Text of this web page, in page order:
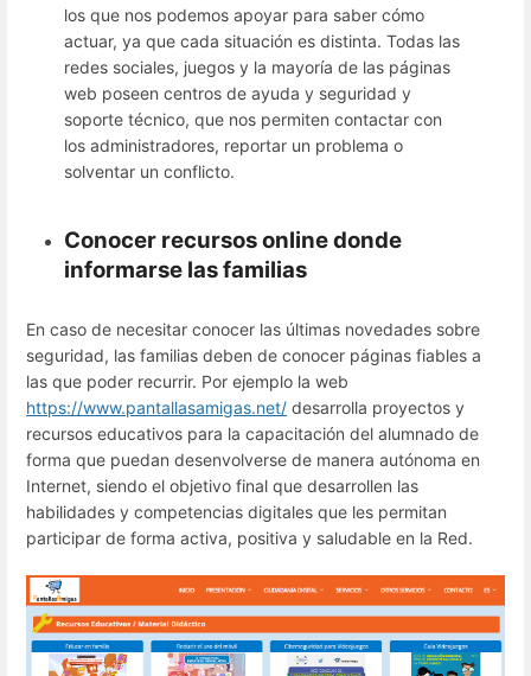
los que nos podemos apoyar para saber cómo
actuar, ya que cada situación es distinta. Todas las
redes sociales, juegos y la mayoría de las páginas
web poseen centros de ayuda y seguridad y
soporte técnico, que nos permiten contactar con
los administradores, reportar un problema o
solventar un conflicto.
Conocer recursos online donde
informarse las familias
En caso de necesitar conocer las últimas novedades sobre
seguridad, las familias deben de conocer páginas fiables a
las que poder recurrir. Por ejemplo la web
https://www.pantallasamigas.net/ desarrolla proyectos y
recursos educativos para la capacitación del alumnado de
forma que puedan desenvolverse de manera autónoma en
Internet, siendo el objetivo final que desarrollen las
habilidades y competencias digitales que les permitan
participar de forma activa, positiva y saludable en la Red.